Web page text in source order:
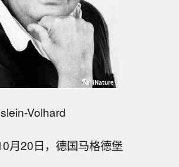
Volhard
月20日，德国马格德堡